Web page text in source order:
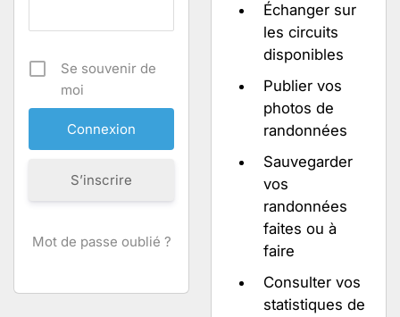
Se souvenir de
moi
S’inscrire
Mot de passe oublié ?
Échanger sur
les circuits
disponibles
Publier vos
photos de
randonnées
Sauvegarder
vos
randonnées
faites ou à
faire
Consulter vos
statistiques de